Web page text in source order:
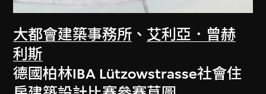
大都會建築事務所 、 艾利亞．曾赫
利斯
德國柏林IBA Lützowstrasse社會住